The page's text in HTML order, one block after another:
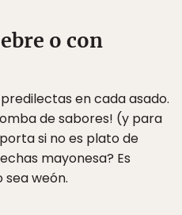
o con
en cada asado.
de sabores! (y para
si no es plato de
mayonesa? Es
weón.